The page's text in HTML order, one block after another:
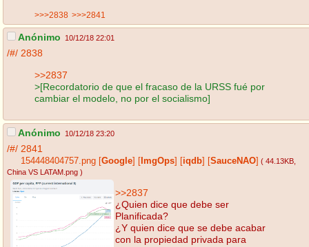
>>>2838 >>>2841
Anónimo 10/12/18 22:01
/#/ 2838
>>2837
>[Recordatorio de que el fracaso de la URSS fué por
cambiar el modelo, no por el socialismo]
Anónimo 10/12/18 23:20
/#/ 2841
154448404757.png Google ImgOps iqdb SauceNAO ( 44.13KB
China VS LATAM.png )
>>2837
¿Quien dice que debe ser
Planificada?
¿Y quien dice que se debe acabar
con la propiedad privada para